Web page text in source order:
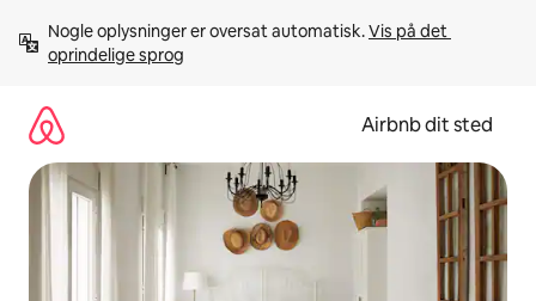
videre
Nogle oplysninger er oversat automatisk. Vis på det
oprindelige sprog
Airbnb dit sted